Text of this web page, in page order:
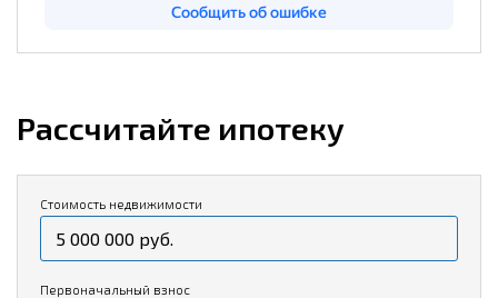
Рассчитайте ипотеку
Стоимость недвижимости
Первоначальный взнос